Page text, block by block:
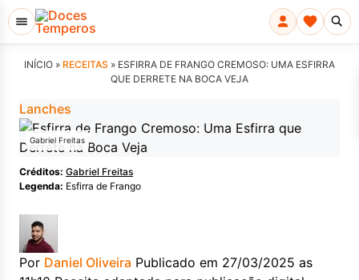
INÍCIO » RECEITAS » ESFIRRA DE FRANGO CREMOSO: UMA ESFIRRA
QUE DERRETE NA BOCA VEJA
Lanches
Gabriel Freitas
Créditos: Gabriel Freitas
Legenda: Esfirra de Frango
Por Daniel Oliveira Publicado em 27/03/2025 as